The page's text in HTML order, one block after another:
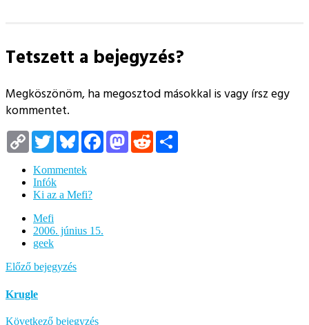
Tetszett a bejegyzés?
Megköszönöm, ha megosztod másokkal is vagy írsz egy
kommentet.
Copy
Link
TwitterBlueskyFacebookMastodon
Reddit
Kommentek
Infók
Ki az a Mefi?
Mefi
2006. június 15.
geek
Előző bejegyzés
Krugle
Következő bejegyzés